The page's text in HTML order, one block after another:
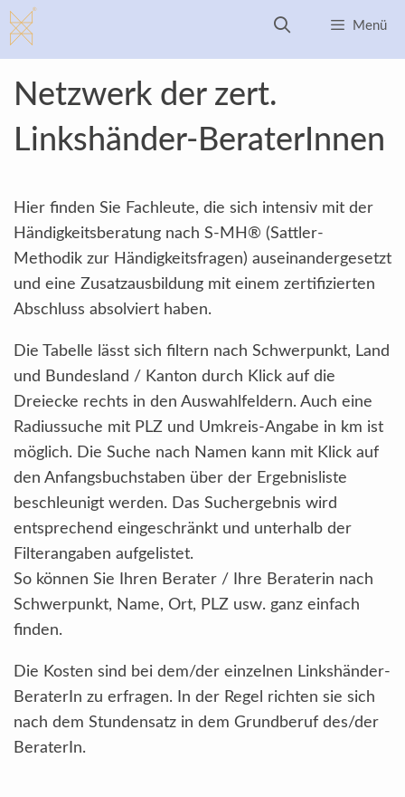
Zum
Inhalt
springen
Menü
Netzwerk der zert.
Linkshänder-BeraterInnen
Hier finden Sie Fachleute, die sich intensiv mit der
Händigkeitsberatung nach S-MH® (Sattler-
Methodik zur Händigkeitsfragen) auseinandergesetzt
und eine Zusatzausbildung mit einem zertifizierten
Abschluss absolviert haben.
Die Tabelle lässt sich filtern nach Schwerpunkt, Land
und Bundesland / Kanton durch Klick auf die
Dreiecke rechts in den Auswahlfeldern. Auch eine
Radiussuche mit PLZ und Umkreis-Angabe in km ist
möglich. Die Suche nach Namen kann mit Klick auf
den Anfangsbuchstaben über der Ergebnisliste
beschleunigt werden. Das Suchergebnis wird
entsprechend eingeschränkt und unterhalb der
Filterangaben aufgelistet.
So können Sie Ihren Berater / Ihre Beraterin nach
Schwerpunkt, Name, Ort, PLZ usw. ganz einfach
finden.
Die Kosten sind bei dem/der einzelnen Linkshänder-
BeraterIn zu erfragen. In der Regel richten sie sich
nach dem Stundensatz in dem Grundberuf des/der
BeraterIn.